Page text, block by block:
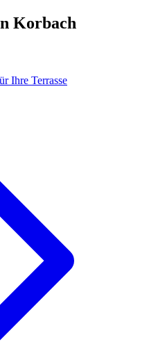
Korbach
Ihre Terrasse